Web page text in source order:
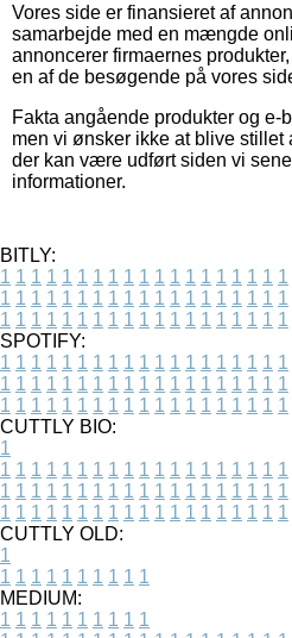
Vores side er finansieret af
samarbejde med en mængde
annoncerer firmaernes
en af de besøgende på vores
Fakta angående produkter og e-
men vi ønsker ikke at blive stillet
der kan være udført siden vi
informationer.
BITLY:
1 1 1 1 1 1 1 1 1 1 1 1 1 1 1 1 1 1 1
1 1 1 1 1 1 1 1 1 1 1 1 1 1 1 1 1 1 1
1 1 1 1 1 1 1 1 1 1 1 1 1 1 1 1 1 1 1
SPOTIFY:
1 1 1 1 1 1 1 1 1 1 1 1 1 1 1 1 1 1 1
1 1 1 1 1 1 1 1 1 1 1 1 1 1 1 1 1 1 1
1 1 1 1 1 1 1 1 1 1 1 1 1 1 1 1 1 1 1
CUTTLY BIO:
1
1 1 1 1 1 1 1 1 1 1 1 1 1 1 1 1 1 1 1
1 1 1 1 1 1 1 1 1 1 1 1 1 1 1 1 1 1 1
1 1 1 1 1 1 1 1 1 1 1 1 1 1 1 1 1 1 1
CUTTLY OLD:
1
1 1 1 1 1 1 1 1 1 1
MEDIUM:
1 1 1 1 1 1 1 1 1 1